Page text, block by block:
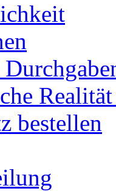
bestellen